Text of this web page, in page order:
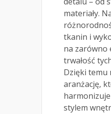
materiały.
tkanin i
na zarówno
trwałość
Dzięki temu
aranżację,
stylem